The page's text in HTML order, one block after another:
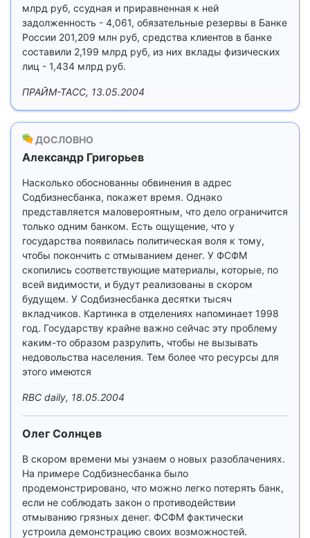
млрд руб, ссудная и приравненная к ней
задолженность - 4,061, обязательные резервы в Банке
России 201,209 млн руб, средства клиентов в банке
составили 2,199 млрд руб, из них вклады физических
лиц - 1,434 млрд руб.
ПРАЙМ-ТАСС, 13.05.2004
ДОСЛОВНО
Александр Григорьев
Насколько обоснованны обвинения в адрес
Содбизнесбанка, покажет время. Однако
представляется маловероятным, что дело ограничится
только одним банком. Есть ощущение, что у
государства появилась политическая воля к тому,
чтобы покончить с отмыванием денег. У ФСФМ
скопились соответствующие материалы, которые, по
всей видимости, и будут реализованы в скором
будущем. У Содбизнесбанка десятки тысяч
вкладчиков. Картинка в отделениях напоминает 1998
год. Государству крайне важно сейчас эту проблему
каким-то образом разрулить, чтобы не вызывать
недовольства населения. Тем более что ресурсы для
этого имеются
RBC daily, 18.05.2004
Олег Солнцев
В скором времени мы узнаем о новых разоблачениях.
На примере Содбизнесбанка было
продемонстрировано, что можно легко потерять банк,
если не соблюдать закон о противодействии
отмыванию грязных денег. ФСФМ фактически
устроила демонстрацию своих возможностей.